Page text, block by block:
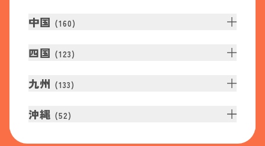
中国 (160)
四国 (123)
九州 (133)
沖縄 (52)